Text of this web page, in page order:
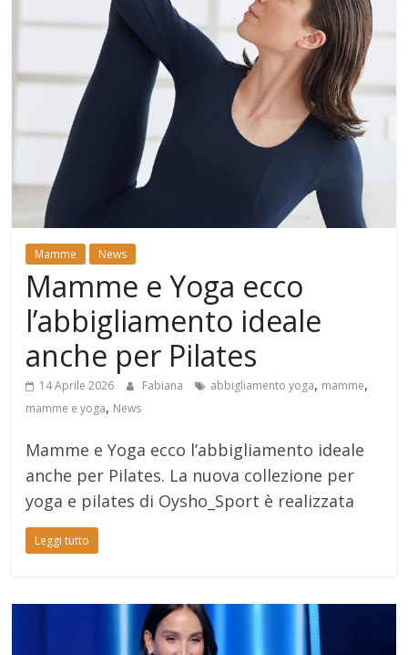
Mamme News
Mamme e Yoga ecco
l’abbigliamento ideale
anche per Pilates
14 Aprile 2026 Fabiana abbigliamento yoga, mamme,
mamme e yoga, News
Mamme e Yoga ecco l’abbigliamento ideale
anche per Pilates. La nuova collezione per
yoga e pilates di Oysho_Sport è realizzata
Leggi tutto